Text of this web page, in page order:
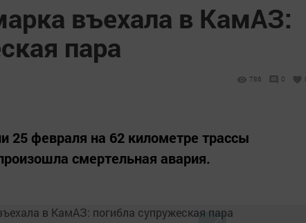
въехала в КамАЗ:
пара
786 0
25 февраля на 62 километре трассы
смертельная авария.